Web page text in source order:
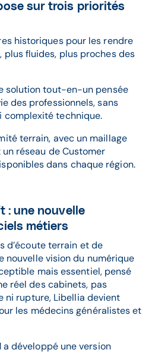
sur trois priorités
historiques pour les rendre
plus fluides, plus proches des
solution tout-en-un pensée
des professionnels, sans
complexité technique.
terrain, avec un maillage
réseau de Customer
dans chaque région.
: une nouvelle
métiers
d’écoute terrain et de
nouvelle vision du numérique
mais essentiel, pensé
réel des cabinets, pas
ni rupture, Libellia devient
les médecins généralistes et
a développé une version